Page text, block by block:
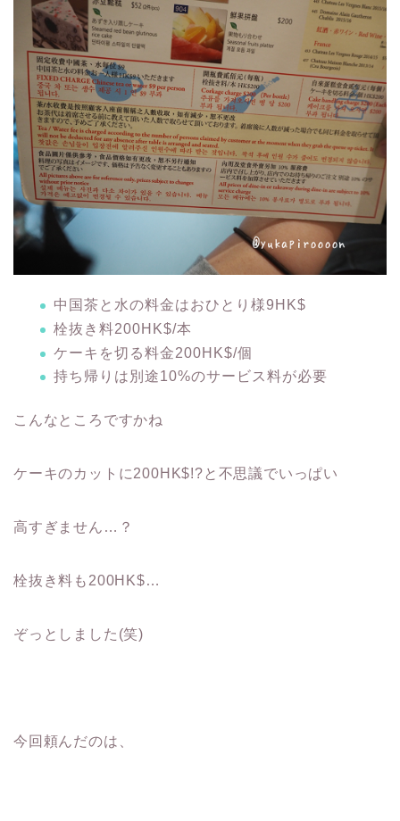
中国茶と水の料金はおひとり様9HK$
栓抜き料200HK$/本
ケーキを切る料金200HK$/個
持ち帰りは別途10%のサービス料が必要
こんなところですかね
ケーキのカットに200HK$!?と不思議でいっぱい
高すぎません…？
栓抜き料も200HK$…
ぞっとしました(笑)
今回頼んだのは、